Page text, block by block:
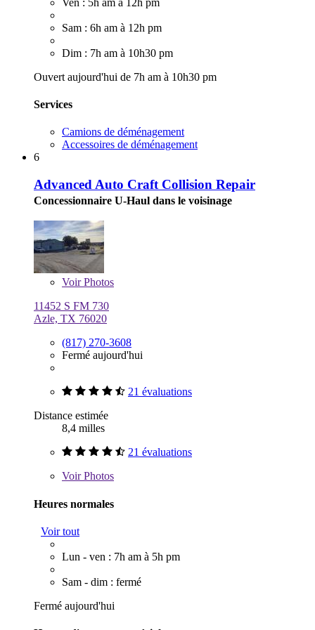
Sam : 6h am à 12h pm
Dim : 7h am à 10h30 pm
Ouvert aujourd'hui de 7h am à 10h30 pm
Services
Camions de déménagement
Accessoires de déménagement
6
Advanced Auto Craft Collision Repair
Concessionnaire U-Haul dans le voisinage
VoirPhotos
11452 S FM 730
Azle, TX 76020
(817) 270-3608
Fermé aujourd'hui
21 évaluations
Distance estimée
8,4 milles
21 évaluations
VoirPhotos
Heures normales
Voir tout
Lun - ven : 7h am à 5h pm
Sam - dim : fermé
Fermé aujourd'hui